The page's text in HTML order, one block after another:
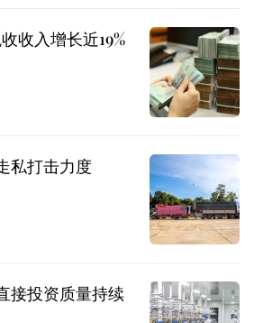
收入增长近19%
私打击力度
接投资质量持续